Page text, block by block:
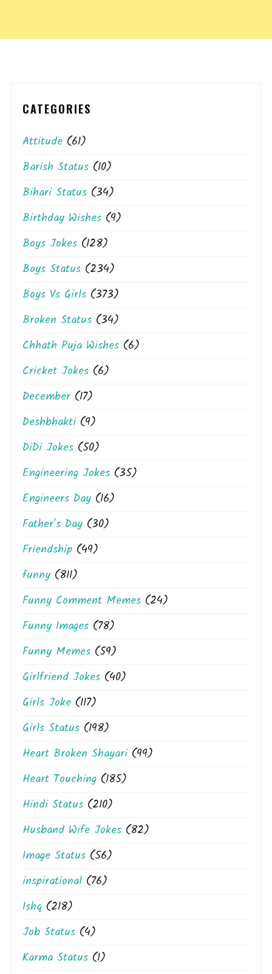
CATEGORIES
Attitude (61)
Barish Status (10)
Bihari Status (34)
Birthday Wishes (9)
Boys Jokes (128)
Boys Status (234)
Boys Vs Girls (373)
Broken Status (34)
Chhath Puja Wishes (6)
Cricket Jokes (6)
December(17)
Deshbhakti(9)
DiDi Jokes (50)
Engineering Jokes (35)
Engineers Day (16)
Father's Day (30)
Friendship (49)
funny (811)
Funny Comment Memes (24)
Funny Images (78)
Funny Memes (59)
Girlfriend Jokes (40)
Girls Joke (117)
Girls Status (198)
Heart Broken Shayari(99)
Heart Touching (185)
Hindi Status (210)
Husband Wife Jokes (82)
Image Status (56)
inspirational (76)
Ishq (218)
Job Status (4)
Karma Status (1)